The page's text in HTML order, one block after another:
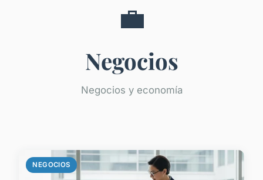
💼
Negocios
Negocios y economía
NEGOCIOS